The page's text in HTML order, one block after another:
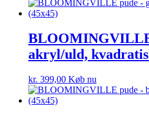
akryl/uld,
kr. 399,00 Køb nu